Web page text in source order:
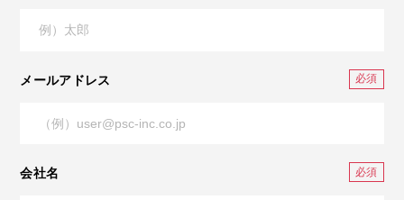
メールアドレス
会社名